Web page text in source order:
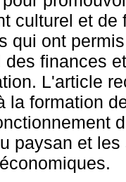
culturel et
qui ont
des finances
L'article
la formation
paysan et